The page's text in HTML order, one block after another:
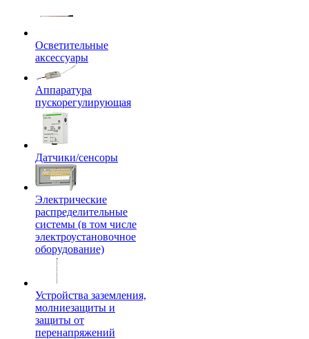
Осветительные
аксессуары
Аппаратура
пускорегулирующая
Датчики/сенсоры
Электрические
распределительные
системы (в том числе
электроустановочное
оборудование)
Устройства заземления,
молниезащиты и
защиты от
перенапряжений